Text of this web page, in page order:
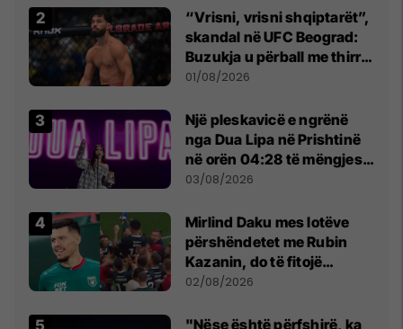
“Vrisni, vrisni shqiptarët”,
skandal në UFC Beograd:
Buzukja u përball me thirrje
anti-shqiptare nga
01/08/2026
Një pleskavicë e ngrënë
nga Dua Lipa në Prishtinë
në orën 04:28 të mëngjesit
- dhe bota digjitale serbe
03/08/2026
Mirlind Daku mes lotëve
përshëndetet me Rubin
Kazanin, do të fitojë
miliona te Spartak Moska
02/08/2026
"Nëse është përfshirë, ka